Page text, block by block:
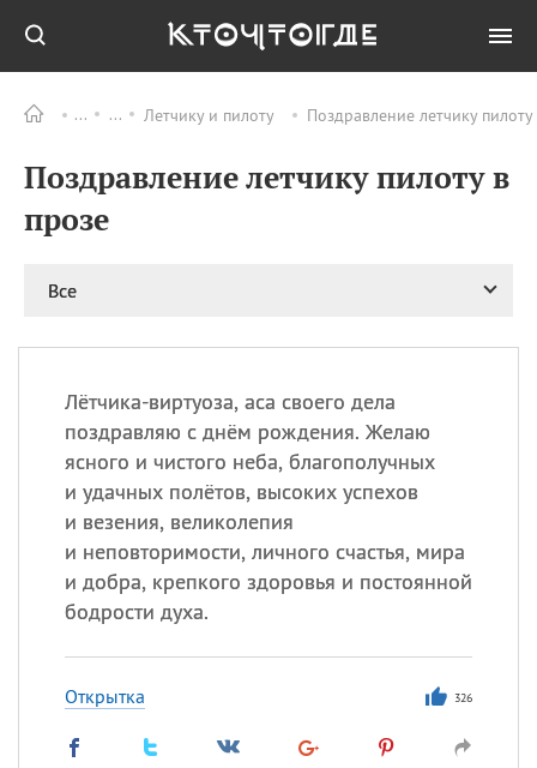
Летчику и пилоту Поздравление летчику
Поздравление летчику пилоту в
прозе
Все
Лётчика-виртуоза, аса своего дела
поздравляю с днём рождения. Желаю
ясного и чистого неба, благополучных
и удачных полётов, высоких успехов
и везения, великолепия
и неповторимости, личного счастья, мира
и добра, крепкого здоровья и постоянной
бодрости духа.
Открытка 326
ПРАЗДНИКИ Все
09.08 День памяти жертв
атомной
день
рисового пудинга
09.08 День Дымняшки
(Smokey Bear Day)
Сегодня празднуют именины
Сергей, Теодор,Федор
Посмотреть значениеи